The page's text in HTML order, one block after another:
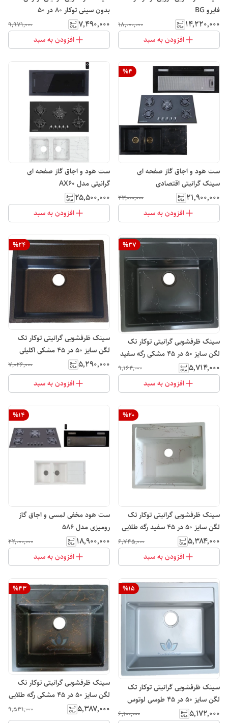
فایرو BG
۱۴٬۲۲۰٬۰۰۰ ۱۸٬۰۰۰٬۰۰۰
افزودن به سبد
بدون سینی توکار 80 در 50
۷٬۴۹۰٬۰۰۰ ۹٬۹۷۱٬۰۰۰
افزودن به سبد
%4
ست هود و اجاق گاز صفحه ای
سینک گرانیتی اقتصادی
۲۱٬۹۰۰٬۰۰۰ ۲۳٬۰۰۰٬۰۰۰
افزودن به سبد
ست هود و اجاق گاز صفحه ای
گرانیتی مدل AX60
۲۵٬۵۰۰٬۰۰۰
افزودن به سبد
%37
سینک ظرفشویی گرانیتی توکار تک
لگن سایز 50 در 45 مشکی رگه سفید
لوتوس
۵٬۷۱۴٬۰۰۰ ۹٬۱۶۴٬۰۰۰
افزودن به سبد
%24
سینک ظرفشویی گرانیتی توکار تک
لگن سایز 50 در 45 مشکی اکلیلی
لوتوس
۵٬۲۹۰٬۰۰۰ ۷٬۰۲۶٬۰۰۰
افزودن به سبد
%20
سینک ظرفشویی گرانیتی توکار تک
لگن سایز 50 در 45 سفید رگه طلایی
لوتوس
۵٬۳۸۴٬۰۰۰ ۶٬۷۴۵٬۰۰۰
افزودن به سبد
%14
ست هود مخفی لمسی و اجاق گاز
رومیزی مدل ۵۸۶
۱۸٬۹۰۰٬۰۰۰ ۲۲٬۰۰۰٬۰۰۰
افزودن به سبد
%15
سینک ظرفشویی گرانیتی توکار تک
لگن سایز 50 در 45 طوسی لوتوس
۵٬۱۷۲٬۰۰۰ ۶٬۱۰۰٬۰۰۰
%43
سینک ظرفشویی گرانیتی توکار تک
لگن سایز 50 در 45 مشکی رگه طلایی
لوتوس
۵٬۳۸۷٬۰۰۰ ۹٬۵۳۱٬۰۰۰